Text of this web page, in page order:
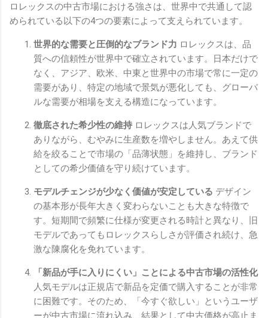
ロレックスの中古市場における強さは、世界中で共通して認
められている以下の4つの要素によって支えられています。
世界的な需要と圧倒的なブランド力 ロレックスは、品
質への信頼性が世界中で確立されています。日本だけで
なく、アジア、欧米、中東と世界中の市場で常に一定の
需要があり、特定の地域で景気が悪化しても、グローバ
ルな需要が相場を支える構造になっています。
徹底された希少性の維持 ロレックスは人気ブランドで
ありながら、むやみに生産数を増やしません。あえて供
給を絞ることで市場の「品薄状態」を維持し、ブランド
としての希少価値を守り続けています。
モデルチェンジが少なく価値が安定している デザイン
の基本形が長年大きく変わらないことも大きな特徴で
す。短期間で頻繁に仕様が変更される時計と異なり、旧
モデルであってもロレックスらしさが評価され続け、急
激な陳腐化を免れています。
「新品が手に入りにくい」ことによる中古市場の活性化
人気モデルは正規店で新品を定価で購入することが非常
に困難です。そのため、「今すぐ欲しい」というユーザ
ーが中古市場に流れ込み、結果として中古価格が高止ま